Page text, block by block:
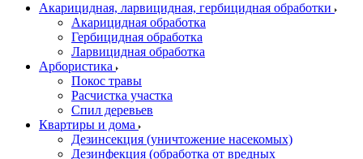
Акарицидная, ларвицидная, гербицидная обработки
Акарицидная обработка
Гербицидная обработка
Ларвицидная обработка
Арбористика
Покос травы
Расчистка участка
Спил деревьев
Квартиры и дома
Дезинсекция (уничтожение насекомых)
Дезинфекция (обработка от вредных